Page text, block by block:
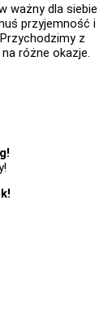
ważny dla siebie
przyjemność i
z
różne okazje.